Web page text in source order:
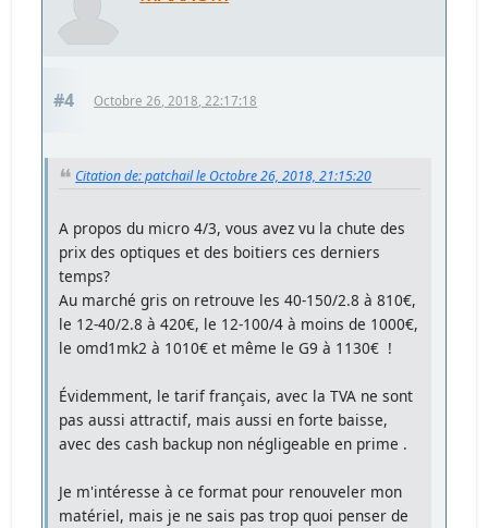
#4 Octobre 26, 2018, 22:17:18
Citation de: patchail le Octobre 26, 2018, 21:15:20
A propos du micro 4/3, vous avez vu la chute des
prix des optiques et des boitiers ces derniers
temps?
Au marché gris on retrouve les 40-150/2.8 à 810€,
le 12-40/2.8 à 420€, le 12-100/4 à moins de 1000€,
le omd1mk2 à 1010€ et même le G9 à 1130€ !
Évidemment, le tarif français, avec la TVA ne sont
pas aussi attractif, mais aussi en forte baisse,
avec des cash backup non négligeable en prime .
Je m'intéresse à ce format pour renouveler mon
matériel, mais je ne sais pas trop quoi penser de